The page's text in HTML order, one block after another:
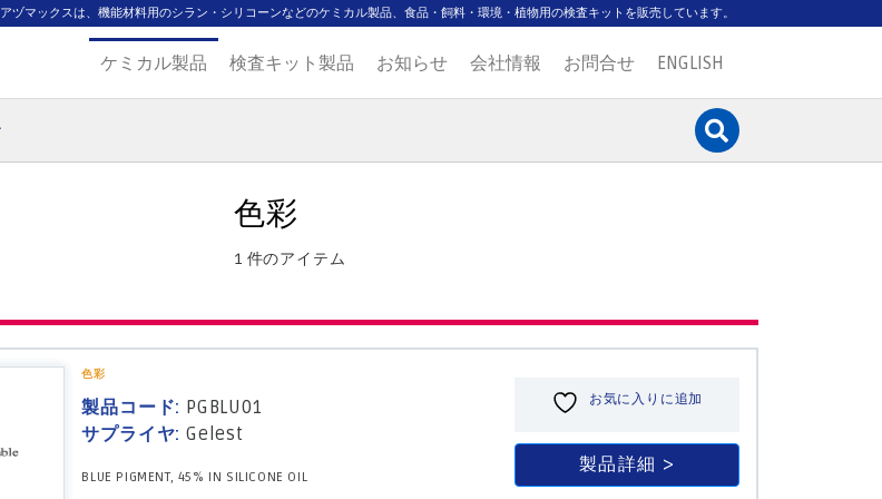
アヅマックスは、機能材料用のシラン・シリコーンなどのケミカル製品、食品・飼料・環境・植物用の検査キットを販売しています。
ケミカル製品 検査キット製品 お知らせ 会社情報 お問合せ ENGLISH
色彩
1 件のアイテム
色彩
製品コード: PGBLU01
サプライヤ: Gelest
BLUE PIGMENT, 45% IN SILICONE OIL
お気に入りに追加
製品詳細